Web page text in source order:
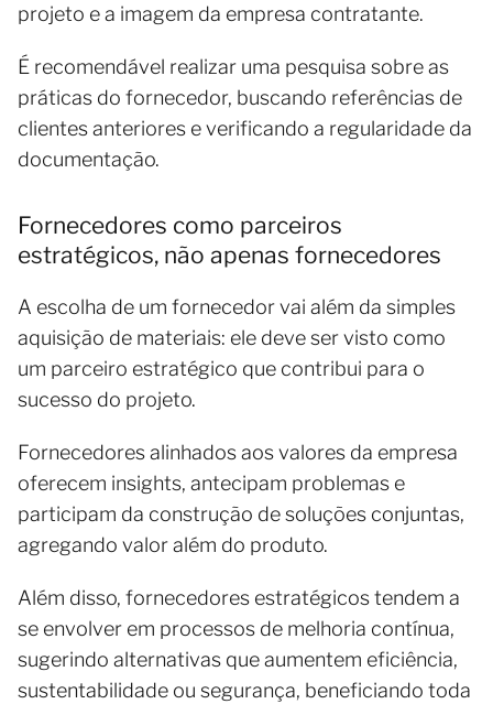
projeto e a imagem da empresa contratante.
É recomendável realizar uma pesquisa sobre as
práticas do fornecedor, buscando referências de
clientes anteriores e verificando a regularidade da
documentação.
Fornecedores como parceiros
estratégicos, não apenas fornecedores
A escolha de um fornecedor vai além da simples
aquisição de materiais: ele deve ser visto como
um parceiro estratégico que contribui para o
sucesso do projeto.
Fornecedores alinhados aos valores da empresa
oferecem insights, antecipam problemas e
participam da construção de soluções conjuntas,
agregando valor além do produto.
Além disso, fornecedores estratégicos tendem a
se envolver em processos de melhoria contínua,
sugerindo alternativas que aumentem eficiência,
sustentabilidade ou segurança, beneficiando toda